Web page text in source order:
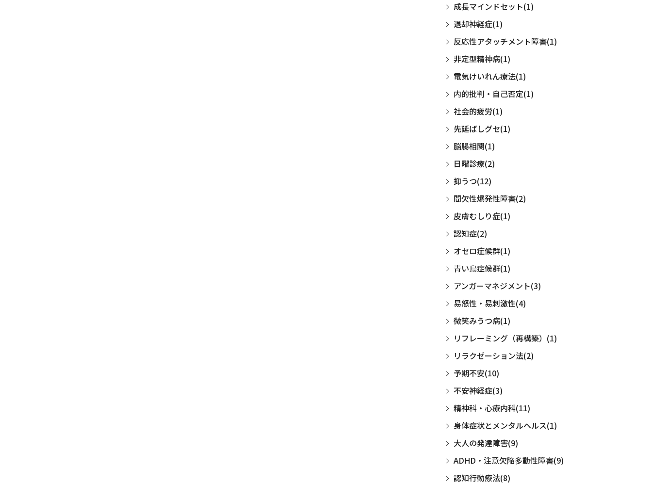
成長マインドセット(1)
退却神経症(1)
反応性アタッチメント障害(1)
非定型精神病(1)
電気けいれん療法(1)
内的批判・自己否定(1)
社会的疲労(1)
先延ばしグセ(1)
脳腸相関(1)
日曜診療(2)
抑うつ(12)
間欠性爆発性障害(2)
皮膚むしり症(1)
認知症(2)
オセロ症候群(1)
青い鳥症候群(1)
アンガーマネジメント(3)
易怒性・易刺激性(4)
微笑みうつ病(1)
リフレーミング（再構築）(1)
リラクゼーション法(2)
予期不安(10)
不安神経症(3)
精神科・心療内科(11)
身体症状とメンタルヘルス(1)
大人の発達障害(9)
ADHD・注意欠陥多動性障害(9)
認知行動療法(8)